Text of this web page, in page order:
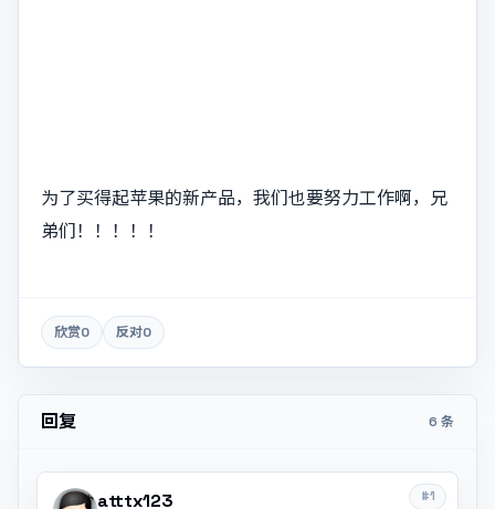
为了买得起苹果的新产品，我们也要努力工作啊，兄
弟们！！！！！
欣赏0 反对0
回复 6 条
#1
atttx123